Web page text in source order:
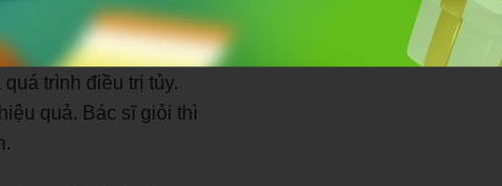
trình điều trị tủy.
quả. Bác sĩ giỏi thì